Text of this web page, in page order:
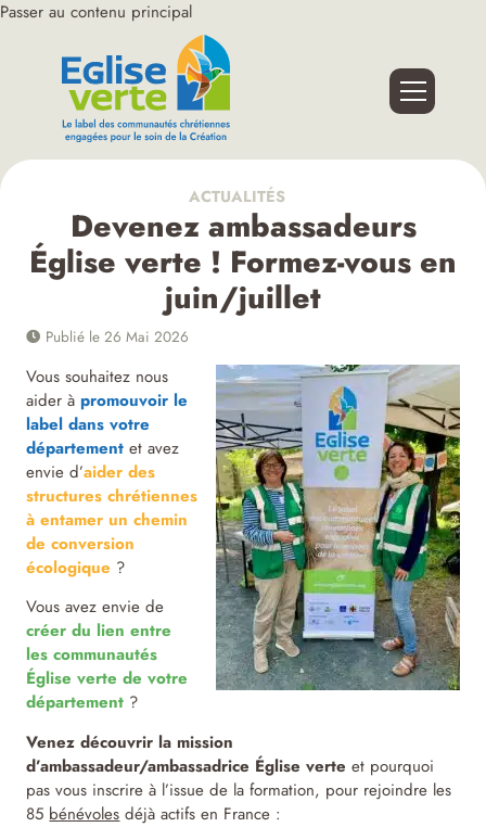
Passer au contenu principal
ACTUALITÉS
Devenez ambassadeurs
Église verte ! Formez-vous en
juin/juillet
Publié le 26 Mai 2026
Vous souhaitez nous
aider àpromouvoir le
label dans votre
département et avez
envie d’aider des
structures chrétiennes
à entamer un chemin
de conversion
écologique ?
Vous avez envie de
créer du lien entre
les communautés
Église verte de votre
département ?
Venez découvrir la mission
d’ambassadeur/ambassadrice Église verte et pourquoi
pas vous inscrire à l’issue de la formation, pour rejoindre les
85 bénévoles déjà actifs en France :